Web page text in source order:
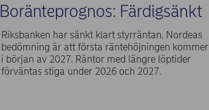
Boränteprognos: Färdigsänkt
Riksbanken har sänkt klart styrräntan. Nordeas
bedömning är att första räntehöjningen kommer
i början av 2027. Räntor med längre löptider
förväntas stiga under 2026 och 2027.